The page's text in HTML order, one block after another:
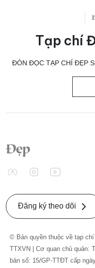
Tạp chí
ĐÓN ĐỌC TẠP CHÍ ĐẸP
Đăng ký theo dõi
© Bản quyền thuộc về tạp
TTXVN | Cơ quan chủ quản:
bản số: 15/GP-TTĐT cấp